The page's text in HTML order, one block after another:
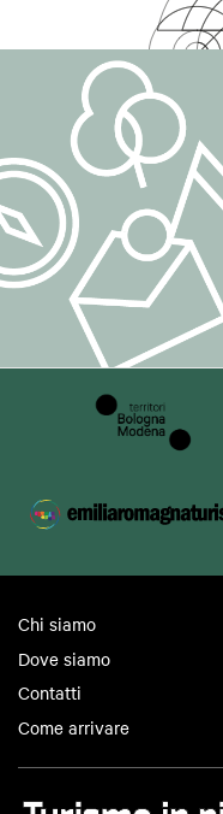
Chi siamo
Dove siamo
Contatti
Come arrivare